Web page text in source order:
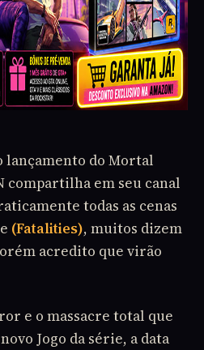
compartilha em seu canal
todas as cenas
(Fatalities), muitos dizem
acredito que virão
e o massacre total que
Jogo da série, a data